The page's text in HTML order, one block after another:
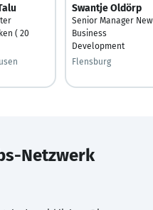
( 20
Swantje Oldörp
Senior Manager New
Business
Development
Flensburg
Netzwerk